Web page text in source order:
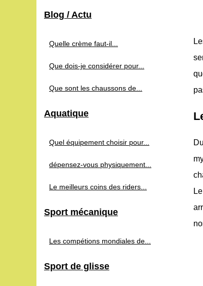
Blog / Actu
Quelle crème faut-il...
Que dois-je considérer pour...
Que sont les chaussons de...
Aquatique
Quel équipement choisir pour...
dépensez-vous physiquement...
Le meilleurs coins des riders...
Sport mécanique
Les compétions mondiales de...
Sport de glisse